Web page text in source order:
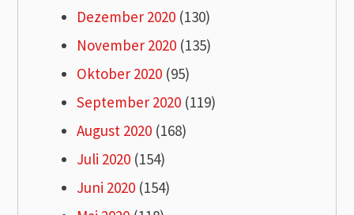
Dezember 2020 (130)
November 2020 (135)
Oktober 2020 (95)
September 2020 (119)
August 2020 (168)
Juli 2020 (154)
Juni 2020 (154)